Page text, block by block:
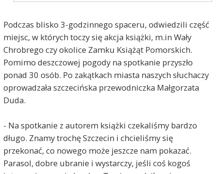
Podczas blisko 3-godzinnego spaceru, odwiedzili część
miejsc, w których toczy się akcja książki, m.in Wały
Chrobrego czy okolice Zamku Książąt Pomorskich.
Pomimo deszczowej pogody na spotkanie przyszło
ponad 30 osób. Po zakątkach miasta naszych słuchaczy
oprowadzała szczecińska przewodniczka Małgorzata
Duda.
- Na spotkanie z autorem książki czekaliśmy bardzo
długo. Znamy trochę Szczecin i chcieliśmy się
przekonać, co nowego może jeszcze nam pokazać.
Parasol, dobre ubranie i wystarczy, jeśli coś kogoś